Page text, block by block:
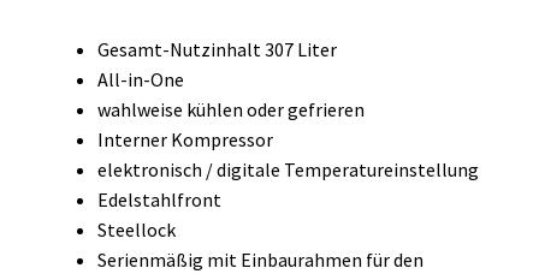
Gesamt-Nutzinhalt 307 Liter
All-in-One
wahlweise kühlen oder gefrieren
Interner Kompressor
elektronisch / digitale Temperatureinstellung
Edelstahlfront
Steellock
Serienmäßig mit Einbaurahmen für den